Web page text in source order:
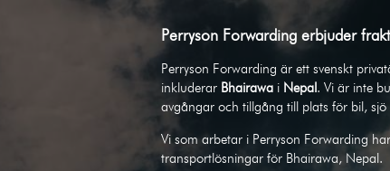
Perryson Forwarding erbjuder
Perryson Forwarding är ett svenskt
inkluderar Bhairawa i Nepal . Vi är inte
avgångar och tillgång till plats för bil,
Vi som arbetar i Perryson Forwarding
transportlösningar för Bhairawa, Nepal.